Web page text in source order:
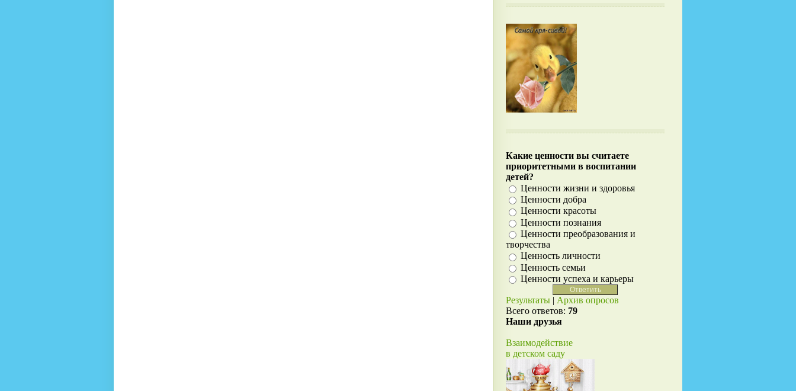
Какие ценности вы считаете
приоритетными в воспитании
детей?
Ценности жизни и здоровья
Ценности добра
Ценности красоты
Ценности познания
Ценности преобразования и
творчества
Ценность личности
Ценность семьи
Ценности успеха и карьеры
Результаты | Архив опросов
Всего ответов: 79
Наши друзья
Взаимодействие
в детском саду